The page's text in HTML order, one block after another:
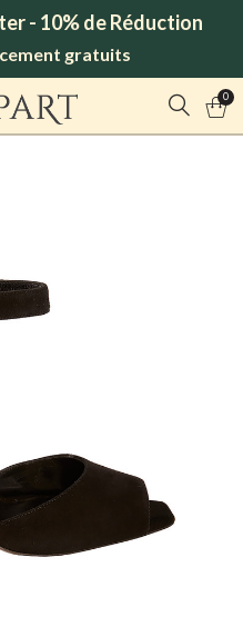
- 10% de Réduction
gratuits
0